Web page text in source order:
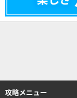
攻略メニュー